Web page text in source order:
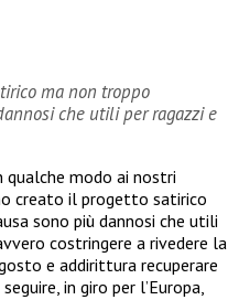
ma non troppo
che utili per ragazzi e
qualche modo ai nostri
creato il progetto satirico
sono più dannosi che utili
costringere a rivedere la
e addirittura recuperare
in giro per l’Europa,